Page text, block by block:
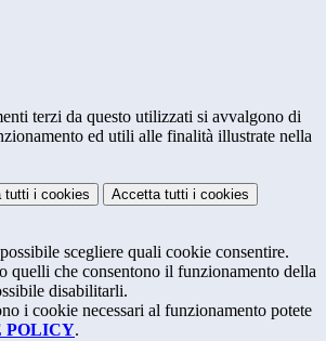
terzi da questo utilizzati si avvalgono di
ed utili alle finalità illustrate nella
tutti i cookies Accetta tutti i cookies
scegliere quali cookie consentire.
quelli che consentono il funzionamento della
disabilitarli.
i cookie necessari al funzionamento potete
POLICY.